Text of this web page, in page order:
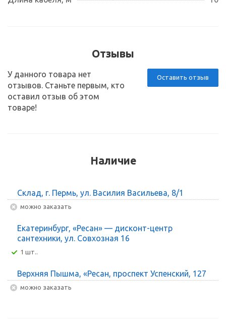
Отзывы
Оставить отзыв
У данного товара нет
отзывов. Станьте первым, кто
оставил отзыв об этом
товаре!
Наличие
Склад, г. Пермь, ул. Василия Васильева, 8/1
Можно заказать
Екатеринбург, «Ресан» — дисконт-центр
сантехники, ул. Совхозная 16
1 шт..
Верхняя Пышма, «Ресан, проспект Успенский, 127
Можно заказать